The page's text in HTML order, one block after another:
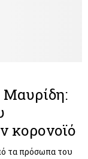
κορονοϊό
τα πρόσωπα του